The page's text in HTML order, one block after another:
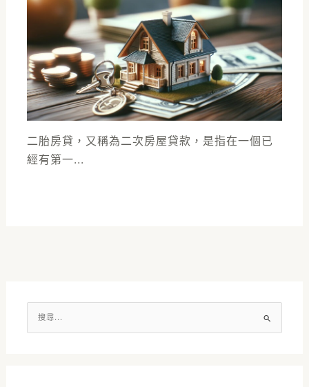
二胎房貸，又稱為二次房屋貸款，是指在一個已
經有第一...
尋